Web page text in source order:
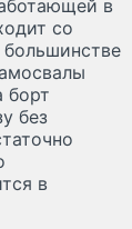
в
со
борт
без
в